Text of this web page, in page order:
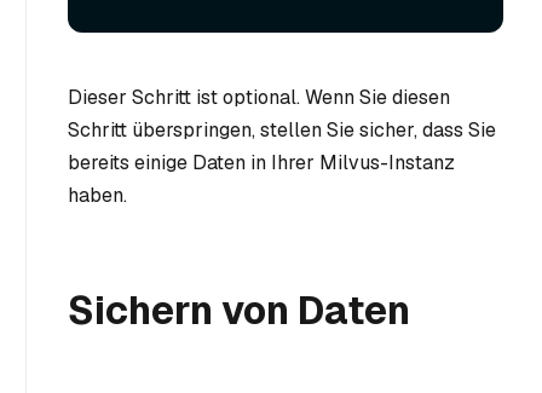
Dieser Schritt ist optional. Wenn Sie diesen
Schritt überspringen, stellen Sie sicher, dass Sie
bereits einige Daten in Ihrer Milvus-Instanz
haben.
Sichern von Daten